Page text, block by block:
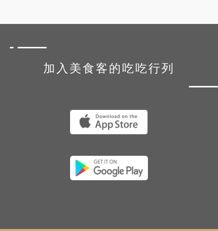
加入美食客的吃吃行列